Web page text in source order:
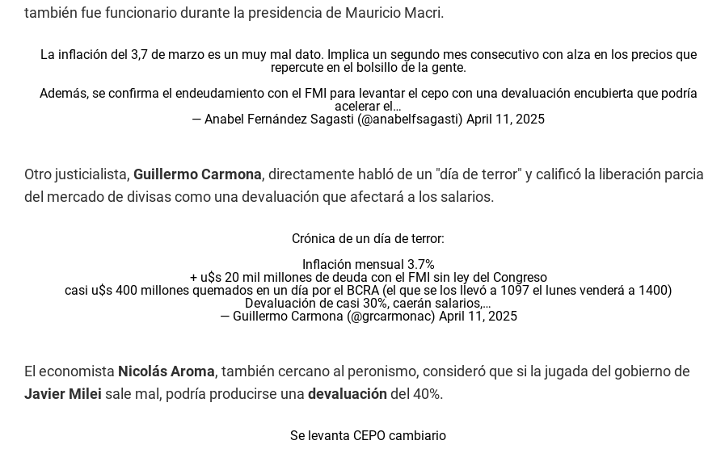
también fue funcionario durante la presidencia de Mauricio Macri.
La inflación del 3,7 de marzo es un muy mal dato. Implica un segundo mes consecutivo con alza en los precios que
repercute en el bolsillo de la gente.
Además, se confirma el endeudamiento con el FMI para levantar el cepo con una devaluación encubierta que podría
acelerar el…
— Anabel Fernández Sagasti (@anabelfsagasti) April 11, 2025
Otro justicialista, Guillermo Carmona, directamente habló de un "día de terror" y calificó la liberación parcial
del mercado de divisas como una devaluación que afectará a los salarios.
Crónica de un día de terror:
Inflación mensual 3.7%
+ u$s 20 mil millones de deuda con el FMI sin ley del Congreso
casi u$s 400 millones quemados en un día por el BCRA (el que se los llevó a 1097 el lunes venderá a 1400)
Devaluación de casi 30%, caerán salarios,…
— Guillermo Carmona (@grcarmonac) April 11, 2025
El economista Nicolás Aroma, también cercano al peronismo, consideró que si la jugada del gobierno de
Javier Milei sale mal, podría producirse una devaluacióndel 40%.
Se levanta CEPO cambiario